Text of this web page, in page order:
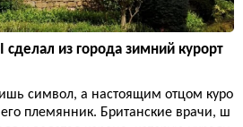
из города зимний курорт
символ, а настоящим отцом куро
племянник. Британские врачи, ш